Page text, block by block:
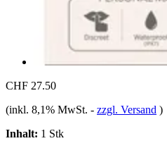
CHF 27.50
(inkl. 8,1% MwSt. - zzgl. Versand )
Inhalt: 1 Stk